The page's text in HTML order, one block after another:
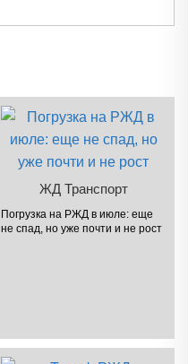
ЖД Транспорт
Погрузка на РЖД в июле: еще
не спад, но уже почти и не рост